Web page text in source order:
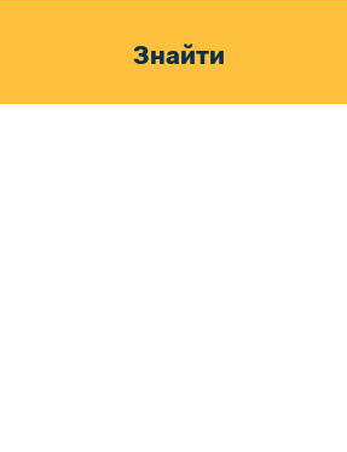
Знайти